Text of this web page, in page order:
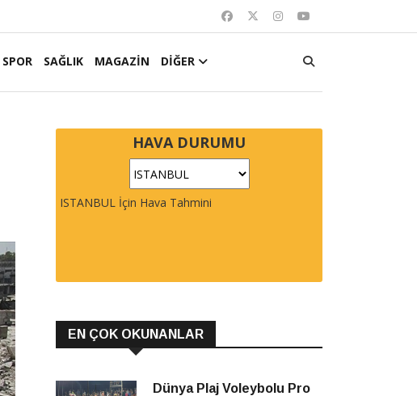
SPOR SAĞLIK MAGAZİN DİĞER
HAVA DURUMU
ISTANBUL İçin Hava Tahmini
EN ÇOK OKUNANLAR
Dünya Plaj Voleybolu Pro